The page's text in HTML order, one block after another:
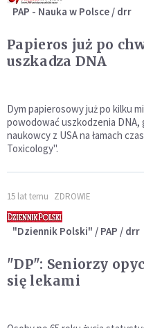
PAP - Nauka w Polsce / drr
Papieros już po
uszkadza DNA
Dym papierosowy już po kilku
powodować uszkodzenia
naukowcy z USA na łamach
Toxicology".
15 lat temu ZDROWIE
"Dziennik Polski" / PAP / drr
"DP": Seniorzy
się lekami